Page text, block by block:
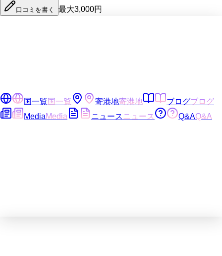
口コミを書く 最大3,000円
国一覧国一覧 寄港地寄港地 ブログブログ
MediaMedia ニュース ニュース Q&AQ&A